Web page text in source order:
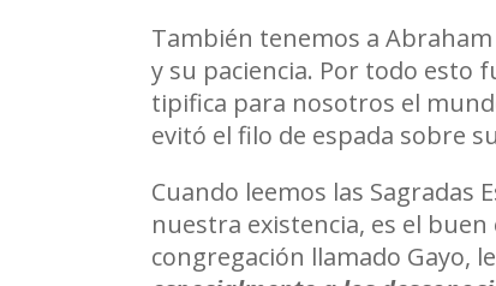
También tenemos a
y su paciencia. Por todo esto
tipifica para nosotros el
evitó el filo de espada sobre
Cuando leemos las
nuestra existencia, es el
congregación llamado Gayo,